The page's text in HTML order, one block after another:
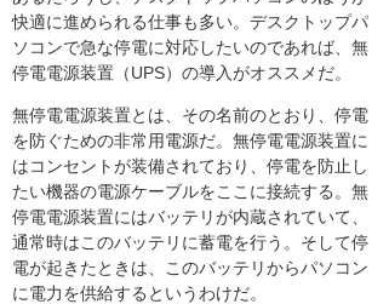
快適に進められる仕事も多い。デスクトップパ
ソコンで急な停電に対応したいのであれば、無
停電電源装置（UPS）の導入がオススメだ。
無停電電源装置とは、その名前のとおり、停電
を防ぐための非常用電源だ。無停電電源装置に
はコンセントが装備されており、停電を防止し
たい機器の電源ケーブルをここに接続する。無
停電電源装置にはバッテリが内蔵されていて、
通常時はこのバッテリに蓄電を行う。そして停
電が起きたときは、このバッテリからパソコン
に電力を供給するというわけだ。